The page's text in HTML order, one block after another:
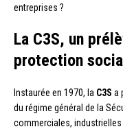
entreprises ?
La C3S, un
protection
Instaurée en 1970, la C3S a
du régime général de la
commerciales,